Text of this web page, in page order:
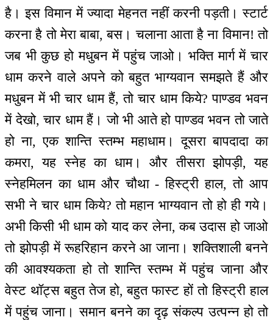
है। इस विमान में ज्यादा मेहनत नहीं करनी पड़ती। स्टार्ट
करना है तो मेरा बाबा, बस। चलाना आता है ना विमान! तो
जब भी कुछ हो मधुबन में पहुंच जाओ। भक्ति मार्ग में चार
धाम करने वाले अपने को बहुत भाग्यवान समझते हैं और
मधुबन में भी चार धाम हैं, तो चार धाम किये? पाण्डव भवन
में देखो, चार धाम हैं। जो भी आते हो पाण्डव भवन तो जाते
हो ना, एक शान्ति स्तम्भ महाधाम। दूसरा बापदादा का
कमरा, यह स्नेह का धाम। और तीसरा झोपड़ी, यह
स्नेहमिलन का धाम और चौथा - हिस्ट्री हाल, तो आप
सभी ने चार धाम किये? तो महान भाग्यवान तो हो ही गये।
अभी किसी भी धाम को याद कर लेना, कब उदास हो जाओ
तो झोपड़ी में रूहरिहान करने आ जाना। शक्तिशाली बनने
की आवश्यकता हो तो शान्ति स्तम्भ में पहुंच जाना और
वेस्ट थॉट्स बहुत तेज हो, बहुत फास्ट हों तो हिस्ट्री हाल
में पहुंच जाना। समान बनने का दृढ़ संकल्प उत्पन्न हो तो